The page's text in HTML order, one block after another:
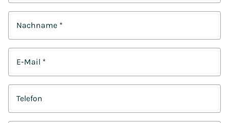
Nachname *
E-Mail *
Telefon